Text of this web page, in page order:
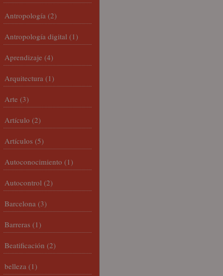
Antropología (2)
Antropología digital (1)
Aprendizaje (4)
Arquitectura (1)
Arte (3)
Artículo (2)
Artículos (5)
Autoconocimiento (1)
Autocontrol (2)
Barcelona (3)
Barreras (1)
Beatificación (2)
belleza (1)